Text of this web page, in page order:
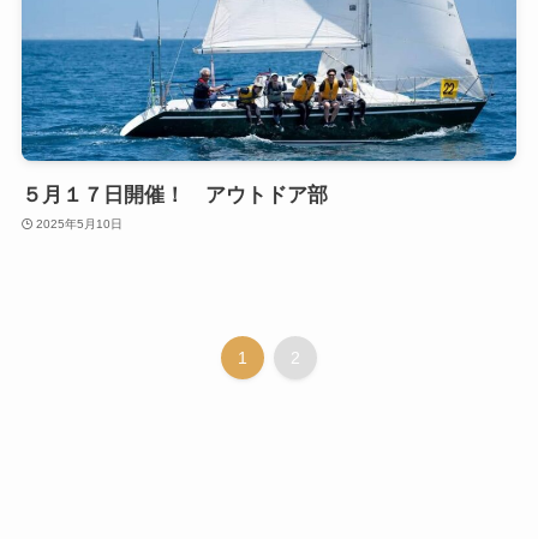
５月１７日開催！ アウトドア部
2025年5月10日
1 2